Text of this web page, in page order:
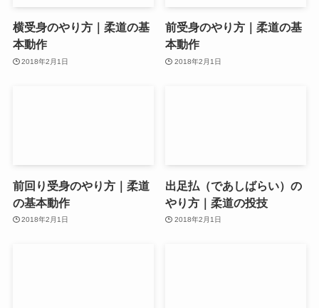
横受身のやり方｜柔道の基
本動作
2018年2月1日
前受身のやり方｜柔道の基
本動作
2018年2月1日
前回り受身のやり方｜柔道
の基本動作
2018年2月1日
出足払（であしばらい）の
やり方｜柔道の投技
2018年2月1日